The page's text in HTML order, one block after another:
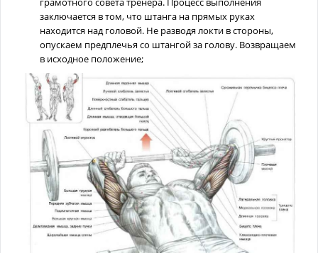
заключается в том, что штанга на прямых руках
находится над головой. Не разводя локти в стороны,
опускаем предплечья со штангой за голову. Возвращаем
в исходное положение;